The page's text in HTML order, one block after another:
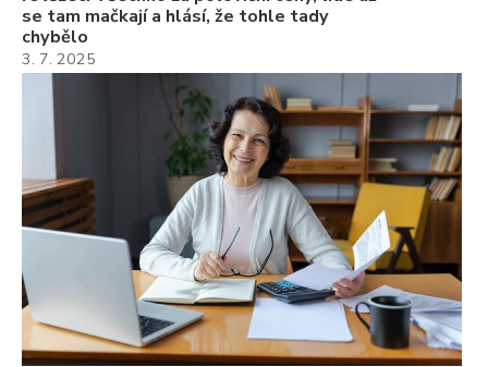
se tam mačkají a hlásí, že tohle tady
chybělo
3. 7. 2025